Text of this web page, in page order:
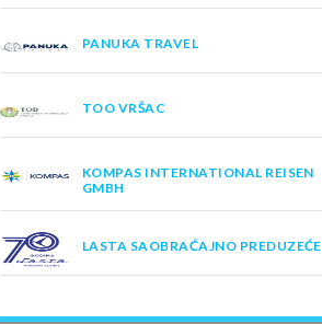
PANUKA TRAVEL
TOO VRŠAC
KOMPAS INTERNATIONAL REISEN
GMBH
LASTA SAOBRAĆAJNO PREDUZEĆE